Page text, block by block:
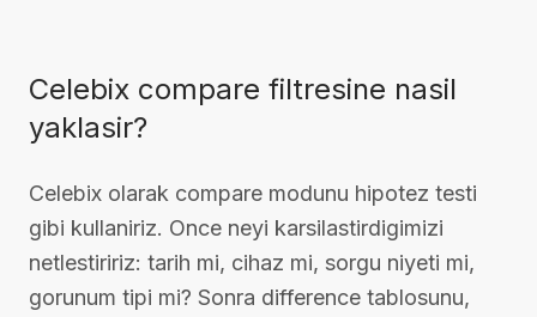
Celebix compare filtresine nasil
yaklasir?
Celebix olarak compare modunu hipotez testi
gibi kullaniriz. Once neyi karsilastirdigimizi
netlestiririz: tarih mi, cihaz mi, sorgu niyeti mi,
gorunum tipi mi? Sonra difference tablosunu,